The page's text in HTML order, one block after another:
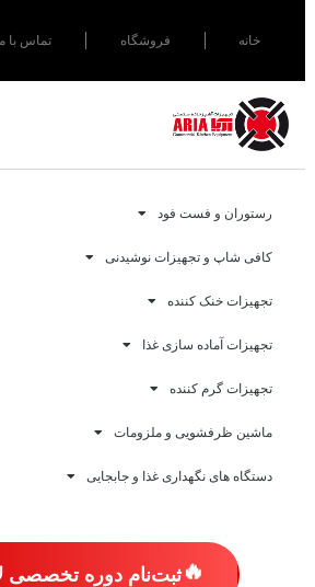
خانه فروشگاه تماس با
رستوران و فست فود
کافی شاپ و تجهیزات نوشیدنی
تجهیزات خنک کننده
تجهیزات آماده سازی غذا
تجهیزات گرم کننده
ماشین ظرفشویی و ملزومات
دستگاه های نگهداری غذا و جابجایی
🔥ثبت‌نام دوره تخصصی